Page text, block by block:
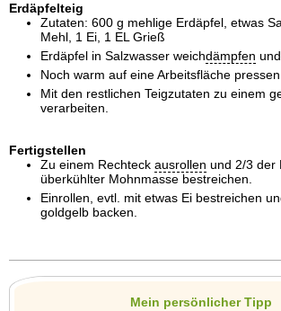
Erdäpfelteig
Zutaten: 600 g mehlige Erdäpfel, etwas
Mehl, 1 Ei, 1 EL Grieß
Erdäpfel in Salzwasser weichdämpfen
Noch warm auf eine Arbeitsfläche pressen
Mit den restlichen Teigzutaten zu einem
verarbeiten.
Fertigstellen
Zu einem Rechteck ausrollen und 2/3 der
überkühlter Mohnmasse bestreichen.
Einrollen, evtl. mit etwas Ei bestreichen
goldgelb backen.
Mein persönlicher Tipp